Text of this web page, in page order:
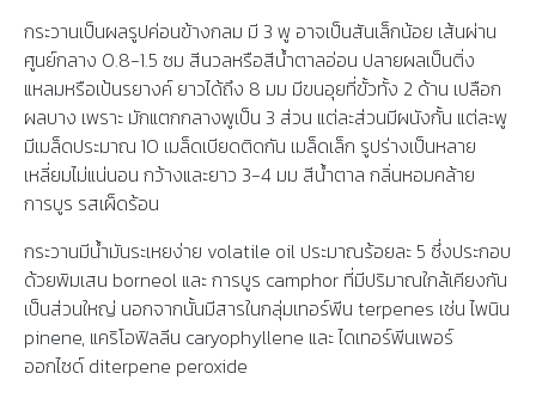
กระวานเป็นผลรูปค่อนข้างกลม มี 3 พู อาจเป็นสันเล็กน้อย เส้นผ่าน
ศูนย์กลาง 0.8-1.5 ซม สีนวลหรือสีน้ำตาลอ่อน ปลายผลเป็นติ่ง
แหลมหรือเป้นรยางค์ ยาวได้ถึง 8 มม มีขนอุยที่ขั้วทั้ง 2 ด้าน เปลือก
ผลบาง เพราะ มักแตกกลางพูเป็น 3 ส่วน แต่ละส่วนมีผนังกั้น แต่ละพู
มีเมล็ดประมาณ 10 เมล็ดเบียดติดกัน เมล็ดเล็ก รูปร่างเป็นหลาย
เหลี่ยมไม่แน่นอน กว้างและยาว 3-4 มม สีน้ำตาล กลิ่นหอมคล้าย
การบูร รสเผ็ดร้อน
กระวานมีน้ำมันระเหยง่าย volatile oil ประมาณร้อยละ 5 ซึ่งประกอบ
ด้วยพิมเสน borneol และ การบูร camphor ที่มีปริมาณใกล้เคียงกัน
เป็นส่วนใหญ่ นอกจากนั้นมีสารในกลุ่มเทอร์พีน terpenes เช่น ไพนิน
pinene, แคริโอฟิลลีน caryophyllene และ ไดเทอร์พีนเพอร์
ออกไซด์ diterpene peroxide